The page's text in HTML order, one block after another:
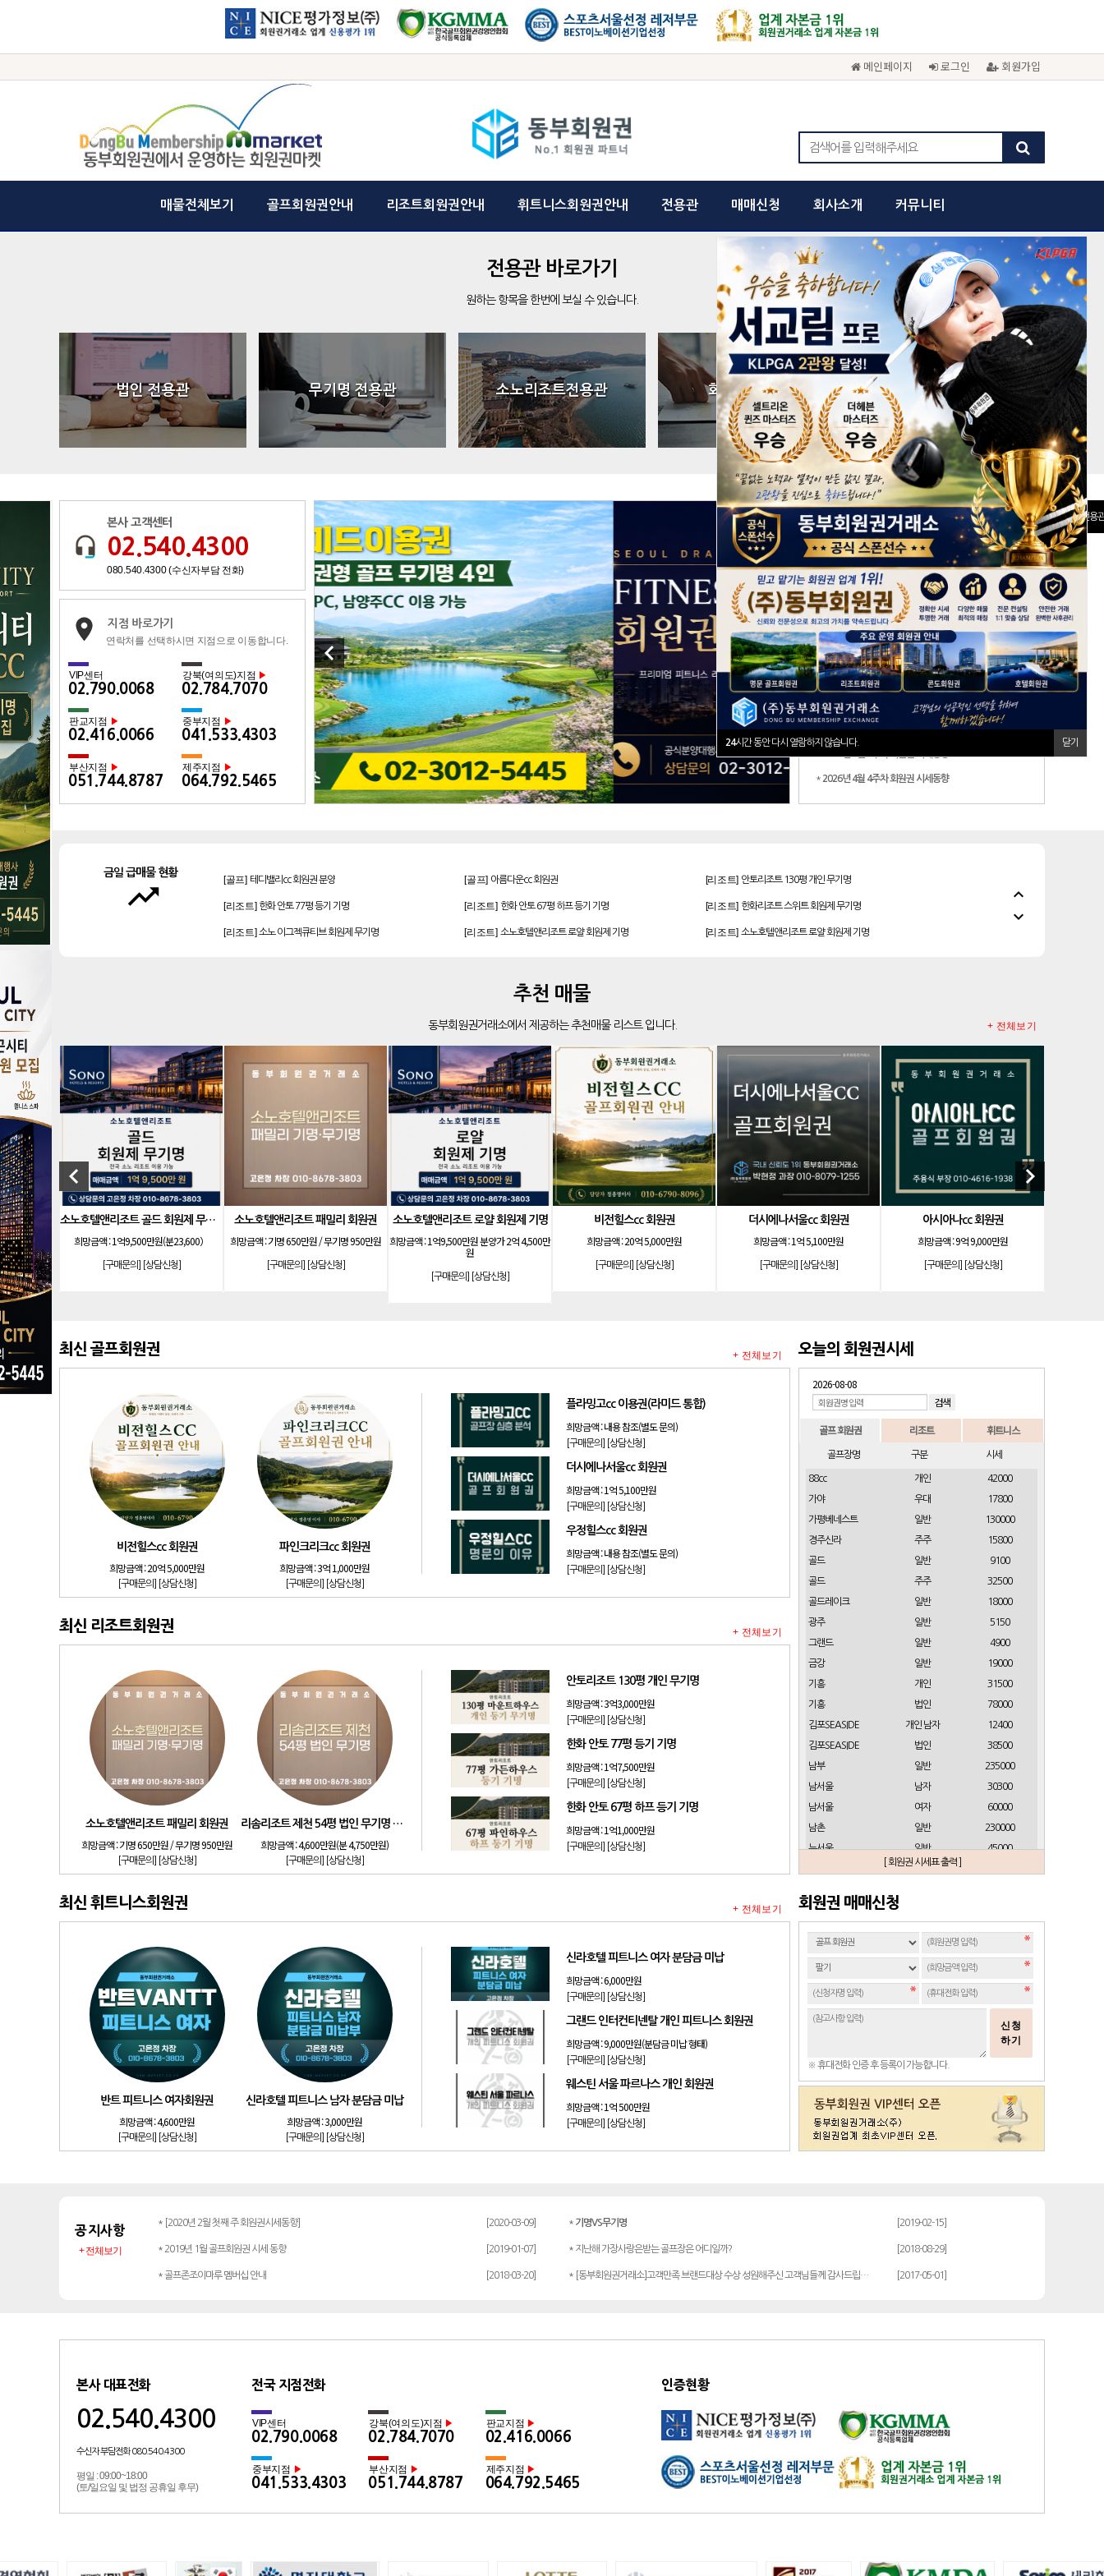
메인페이지 로그인 회원가입
매물전체보기 골프회원권안내 리조트회원권안내 휘트니스회원권안내 전용관 매매신청 회사소개 커뮤니티
24시간 동안 다시 열람하지 않습니다. 닫기
전용관 바로가기
원하는 항목을 한번에 보실 수 있습니다.
법인 전용관 무기명 전용관 소노리조트전용관 회원권 분양관 선불카드
cancel
전용
keyboard_arrow_left keyboard_arrow_right
본사 고객센터
02.540.4300
080.540.4300 (수신자부담 전화)
지점 바로가기
연락처를 선택하시면 지점으로 이동합니다.
VIP센터
02.790.0068
강북(여의도)지점 ▶
02.784.7070
판교지점 ▶
02.416.0066
중부지점 ▶
041.533.4303
부산지점 ▶
051.744.8787
제주지점 ▶
064.792.5465
ID 저장 아이디/비밀번호 찾기 [회원가입]
회원권 시세정보
*반얀트리클럽앤스파서울, 키즈시설 확충 및 신규 건물 신축 계획
* 2026년 6월 2주차 회원권 시세동향
* 2026년 5월 4주차 회원권 시세동향
*2026년 5월 3주차 회원권 시세동향
* 2026년 4월 4주차 회원권 시세동향
+ 전체보기
금일 급매물 현황
trending_up
[골프] 테디밸리cc 회원권 분양 [골프] 아름다운cc 회원권 [리조트] 안토리조트 130평 개인 무기명
[리조트] 한화 안토 77평 등기 기명 [리조트] 한화 안토 67평 하프 등기 기명 [리조트] 한화리조트 스위트 회원제 무기명
[리조트] 소노 이그젝큐티브 회원제 무기명 [리조트] 소노호텔앤리조트 로얄 회원제 기명 [리조트] 소노호텔앤리조트 로얄 회원제 기명
발리오스cc 회원권 종류
[골프]파인크리크cc 회원권
[골프]더시에나서울cc 회원권 [골프]우정힐스cc 회원권
[골프]더시에나서울cc 회원권 레이크우드cc 프리빌리지
신원CC 골프회원권 [골프]비전힐스cc 골프회원권
expand_less
expand_more
추천 매물
동부회원권거래소에서 제공하는 추천매물 리스트 입니다. + 전체보기
keyboard_arrow_left
권
만원
청]
소노 이그젝큐티브 회원제 무기명
희망금액 :5,900만원(분 7,900만원)
[구매문의] [상담신청]
발리오스cc 회원권 종류
희망금액 :내용 참조(별도 문의)
[구매문의] [상담신청]
소노호텔앤리조트 스위트 등기 무기명
희망금액 :1,800만원
비전힐스cc 골프회원권
희망금액 :20억 3,000만원
[구매문의] [상담신청]
소노호텔앤리조트 골드 등기 기명
희망금액 :8,200만원
[구매문의] [상담신청]
소노호텔앤리조트 스위트 등기 기명
희망금액 :1,200만원
[구매문의] [상담신청]
keyboard_arrow_right
최신 골프회원권
비전힐스cc 회원권
희망금액 :20억 5,000만원
[구매문의] [상담신청]
파인크리크cc 회원권
희망금액 :3억 1,000만원
[구매문의] [상담신청]
플라밍고cc 이용권(라미드 통합)
희망금액 :내용 참조(별도 문의)
[구매문의] [상담신청]
더시에나서울cc 회원권
희망금액 :1억 5,100만원
[구매문의] [상담신청]
우정힐스cc 회원권
희망금액 :내용 참조(별도 문의)
[구매문의] [상담신청]
+ 전체보기
최신 리조트회원권
소노호텔앤리조트 패밀리 회원권
희망금액 :기명 650만원 / 무기명 950만원
[구매문의] [상담신청]
리솜리조트 제천 54평 법인 무기명 회원제
희망금액 :4,600만원(분 4,750만원)
[구매문의] [상담신청]
안토리조트 130평 개인 무기명
희망금액 :3억3,000만원
[구매문의] [상담신청]
한화 안토 77평 등기 기명
희망금액 :1억7,500만원
[구매문의] [상담신청]
한화 안토 67평 하프 등기 기명
희망금액 :1억1,000만원
[구매문의] [상담신청]
+ 전체보기
최신 휘트니스회원권
반트 피트니스 여자회원권
희망금액 :4,600만원
[구매문의] [상담신청]
신라호텔 피트니스 남자 분담금 미납
희망금액 :3,000만원
[구매문의] [상담신청]
신라호텔 피트니스 여자 분담금 미납
희망금액 :6,000만원
[구매문의] [상담신청]
그랜드 인터컨티넨탈 개인 피트니스 회원권
희망금액 :9,000만원(분담금 미납 형태)
[구매문의] [상담신청]
웨스틴 서울 파르나스 개인 회원권
희망금액 :1억 500만원
[구매문의] [상담신청]
+ 전체보기
오늘의 회원권시세
2026-08-08
골프 회원권 리조트 휘트니스
골프장명 구분 시세
88cc 개인 42000
가야 우대 17800
가평베네스트 일반 130000
경주신라 주주 15800
골드 일반 9100
골드 주주 32500
골드레이크 일반 18000
광주 일반 5150
그랜드 일반 4900
금강 일반 19000
기흥 개인 31500
기흥 법인 78000
김포SEASIDE 개인 남자 12400
김포SEASIDE 법인 38500
남부 일반 235000
남서울 남자 30300
남서울 여자 60000
남촌 일반 230000
뉴서울 일반 45000
개인(분12000)
뉴스프링빌 주중개인(분3000)
뉴코리아 남자 23700
대구 일반 정회원
도고 일반
동래베네스트 17500
27500
10000
22000
렉스필드 일반 121000
일반
서원밸리 일반
송추 일반 79500
아시아나 일반
주중가족
아시아나 주중개인
아시아드 일반 48700
안성베네스트 주중(분2500)
[ 회원권 시세표 출력 ]
회원권 매매신청
신청
하기
※ 휴대전화 인증 후 등록이 가능합니다.
공지사항
* [2020년 2월 첫째 주 회원권시세동향] [2020-03-09] * 기명VS무기명 [2019-02-15]
* 2019년 1월 골프회원권 시세 동향 [2019-01-07] * 지난해 가장사랑은받는 골프장은 어디일까? [2018-08-29]
* 골프존조이마루 멤버십 안내 [2018-03-20] * [동부회원권거래소]고객만족 브랜드대상 수상 성원해주신 고객님들께 감사드립… [2017-05-01]
+ 전체보기
본사 대표전화
02.540.4300
수신자 부담전화 080.540.4300
평일 : 09:00~18:00
(토/일요일 및 법정 공휴일 후무)
전국 지점전화
VIP센터
02.790.0068
강북(여의도)지점 ▶
02.784.7070
판교지점 ▶
02.416.0066
중부지점 ▶
041.533.4303
부산지점 ▶
051.744.8787
제주지점 ▶
064.792.5465
인증현황